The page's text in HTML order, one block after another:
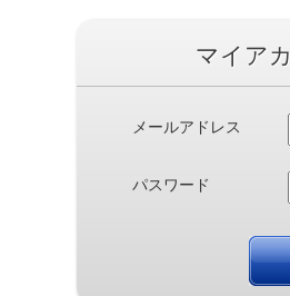
マイア
メールアドレス
パスワード